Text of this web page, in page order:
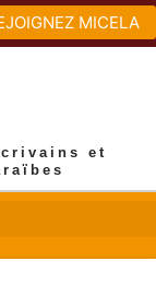
MICELA
et